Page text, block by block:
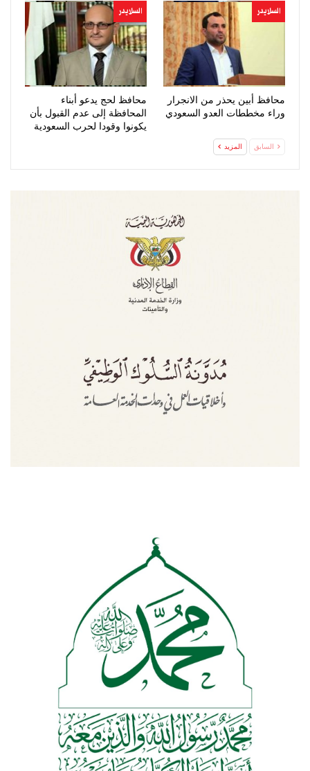
السلايدر
محافظ أبين يحذر من الانجرار
وراء مخططات العدو السعودي
السلايدر
محافظ لحج يدعو أبناء
المحافظة إلى عدم القبول بأن
يكونوا وقودا لحرب السعودية
السابق المزيد